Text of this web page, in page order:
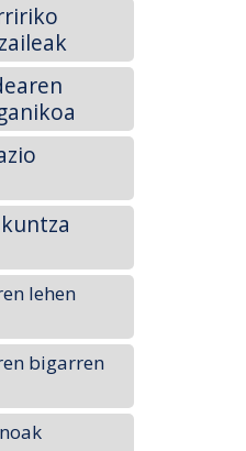
lehen
bigarren